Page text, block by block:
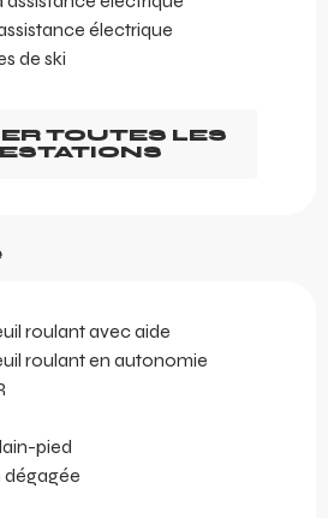
électrique
de ski
TOUTES LES
roulant avec aide
roulant en autonomie
pied